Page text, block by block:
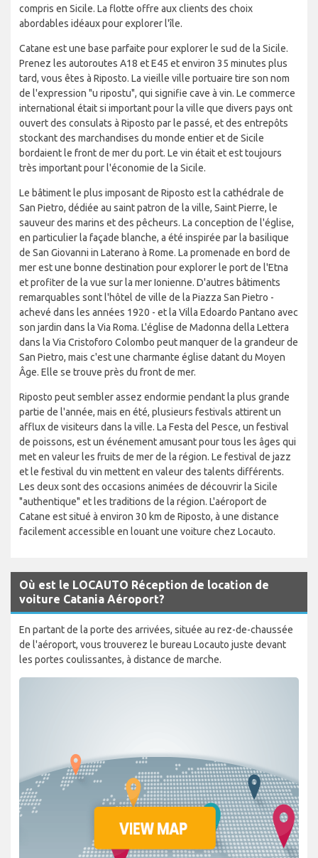
compris en Sicile. La flotte offre aux clients des choix
abordables idéaux pour explorer l'île.
Catane est une base parfaite pour explorer le sud de la Sicile.
Prenez les autoroutes A18 et E45 et environ 35 minutes plus
tard, vous êtes à Riposto. La vieille ville portuaire tire son nom
de l'expression "u ripostu", qui signifie cave à vin. Le commerce
international était si important pour la ville que divers pays ont
ouvert des consulats à Riposto par le passé, et des entrepôts
stockant des marchandises du monde entier et de Sicile
bordaient le front de mer du port. Le vin était et est toujours
très important pour l'économie de la Sicile.
Le bâtiment le plus imposant de Riposto est la cathédrale de
San Pietro, dédiée au saint patron de la ville, Saint Pierre, le
sauveur des marins et des pêcheurs. La conception de l'église,
en particulier la façade blanche, a été inspirée par la basilique
de San Giovanni in Laterano à Rome. La promenade en bord de
mer est une bonne destination pour explorer le port de l'Etna
et profiter de la vue sur la mer Ionienne. D'autres bâtiments
remarquables sont l'hôtel de ville de la Piazza San Pietro -
achevé dans les années 1920 - et la Villa Edoardo Pantano avec
son jardin dans la Via Roma. L'église de Madonna della Lettera
dans la Via Cristoforo Colombo peut manquer de la grandeur de
San Pietro, mais c'est une charmante église datant du Moyen
Âge. Elle se trouve près du front de mer.
Riposto peut sembler assez endormie pendant la plus grande
partie de l'année, mais en été, plusieurs festivals attirent un
afflux de visiteurs dans la ville. La Festa del Pesce, un festival
de poissons, est un événement amusant pour tous les âges qui
met en valeur les fruits de mer de la région. Le festival de jazz
et le festival du vin mettent en valeur des talents différents.
Les deux sont des occasions animées de découvrir la Sicile
"authentique" et les traditions de la région. L'aéroport de
Catane est situé à environ 30 km de Riposto, à une distance
facilement accessible en louant une voiture chez Locauto.
Où est le LOCAUTO Réception de location de
voiture Catania Aéroport?
En partant de la porte des arrivées, située au rez-de-chaussée
de l'aéroport, vous trouverez le bureau Locauto juste devant
les portes coulissantes, à distance de marche.